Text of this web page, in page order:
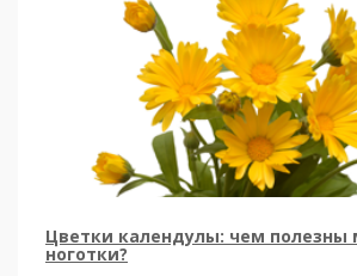
Цветки календулы: чем полезны
ноготки?